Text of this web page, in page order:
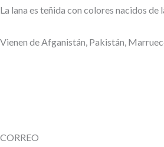
La lana es teñida con colores nacidos
Vienen de Afganistán, Pakistán,
CORREO